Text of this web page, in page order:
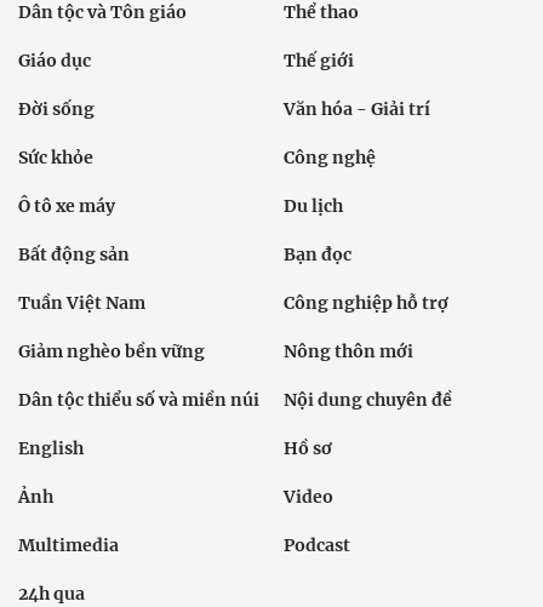
Dân tộc và Tôn giáo Thể thao
Giáo dục Thế giới
Đời sống Văn hóa - Giải trí
Sức khỏe Công nghệ
Ô tô xe máy Du lịch
Bất động sản Bạn đọc
Tuần Việt Nam Công nghiệp hỗ trợ
Giảm nghèo bền vững Nông thôn mới
Dân tộc thiểu số và miền núi Nội dung chuyên đề
English Hồ sơ
Ảnh Video
Multimedia Podcast
24h qua